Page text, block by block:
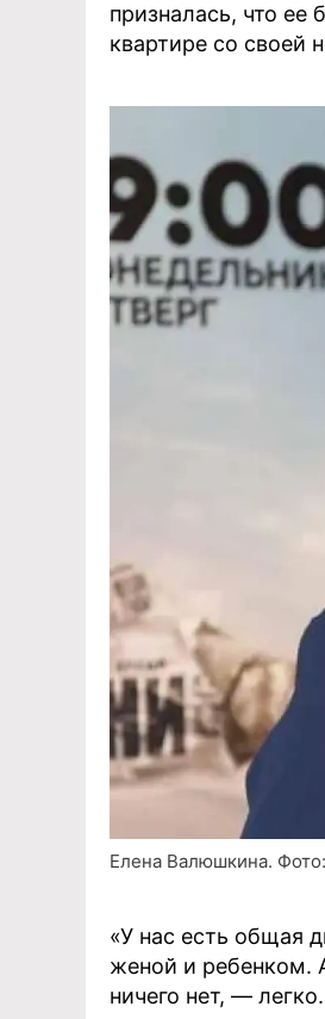
призналась, что
квартире со
Елена Валюшкина.
«У нас есть общая
женой и ребенком.
ничего нет, — легко.